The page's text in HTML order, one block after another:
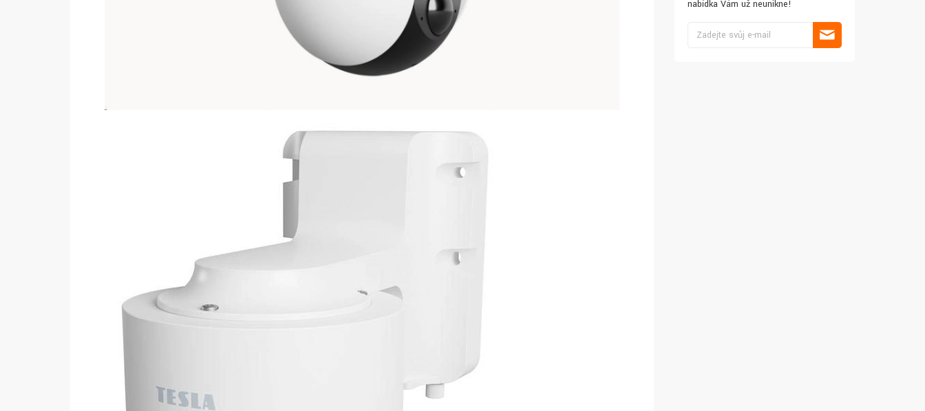
nabídka Vám už neunikne!